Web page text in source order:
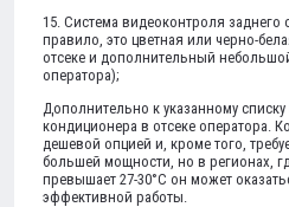
15. Система видеоконтроля заднего
правило, это цветная или черно-
отсеке и дополнительный
оператора);
Дополнительно к указанному
кондиционера в отсеке оператора.
дешевой опцией и, кроме того,
большей мощности, но в регионах,
превышает 27-30°С он может
эффективной работы.